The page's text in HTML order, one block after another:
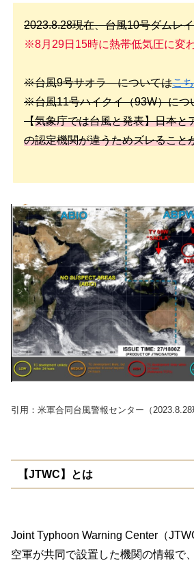
2023.8.28現在、台風10号ダムレ
※8月29日15時に熱帯低気圧に変
※台風9号サオラ―についてはこ
※台風11号ハイクイ（93W）につ
【気象庁では台風と発表】日本と
の認定機関が違うためズレること
引用：米軍合同台風警報センター（2023.8.28
【JTWC】とは
Joint Typhoon Warning Center（
空軍が共同で設置した機関の情報で